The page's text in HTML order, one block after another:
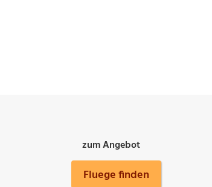
zum Angebot
Fluege finden